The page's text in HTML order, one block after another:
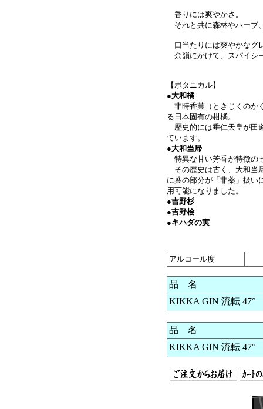
香りには爽やかさ。
それと共に森林やハーブ
口当たりには爽やかなグ
余韻にかけて、スパイシ
【ボタニカル】
●大和橘
非時香菓（ときじくのか
る日本固有の柑橘。
歴史的には垂仁天皇が田
ています。
●大和当帰
特異な甘い芳香が特徴の
その歴史は古く、大和当
に葉の部分が「非薬」扱い
用可能になりました。
●吉野杉
●吉野桧
●キハダの実
アルコール度
品 名
KIKKA GIN 流転 47°
品 名
KIKKA GIN 流転 47°